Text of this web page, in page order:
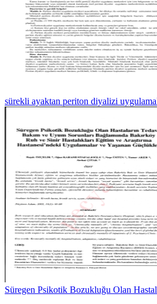
sürekli ayaktan periton diyalizi
Süregen Psikotik Bozukluğu Olan